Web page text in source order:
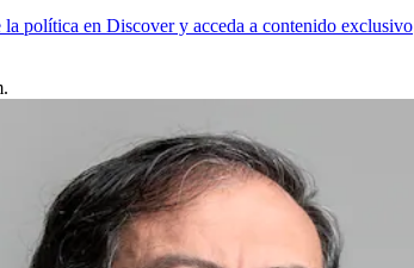
la política en Discover y acceda a contenido exclusivo